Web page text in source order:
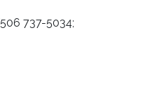
737-5034;